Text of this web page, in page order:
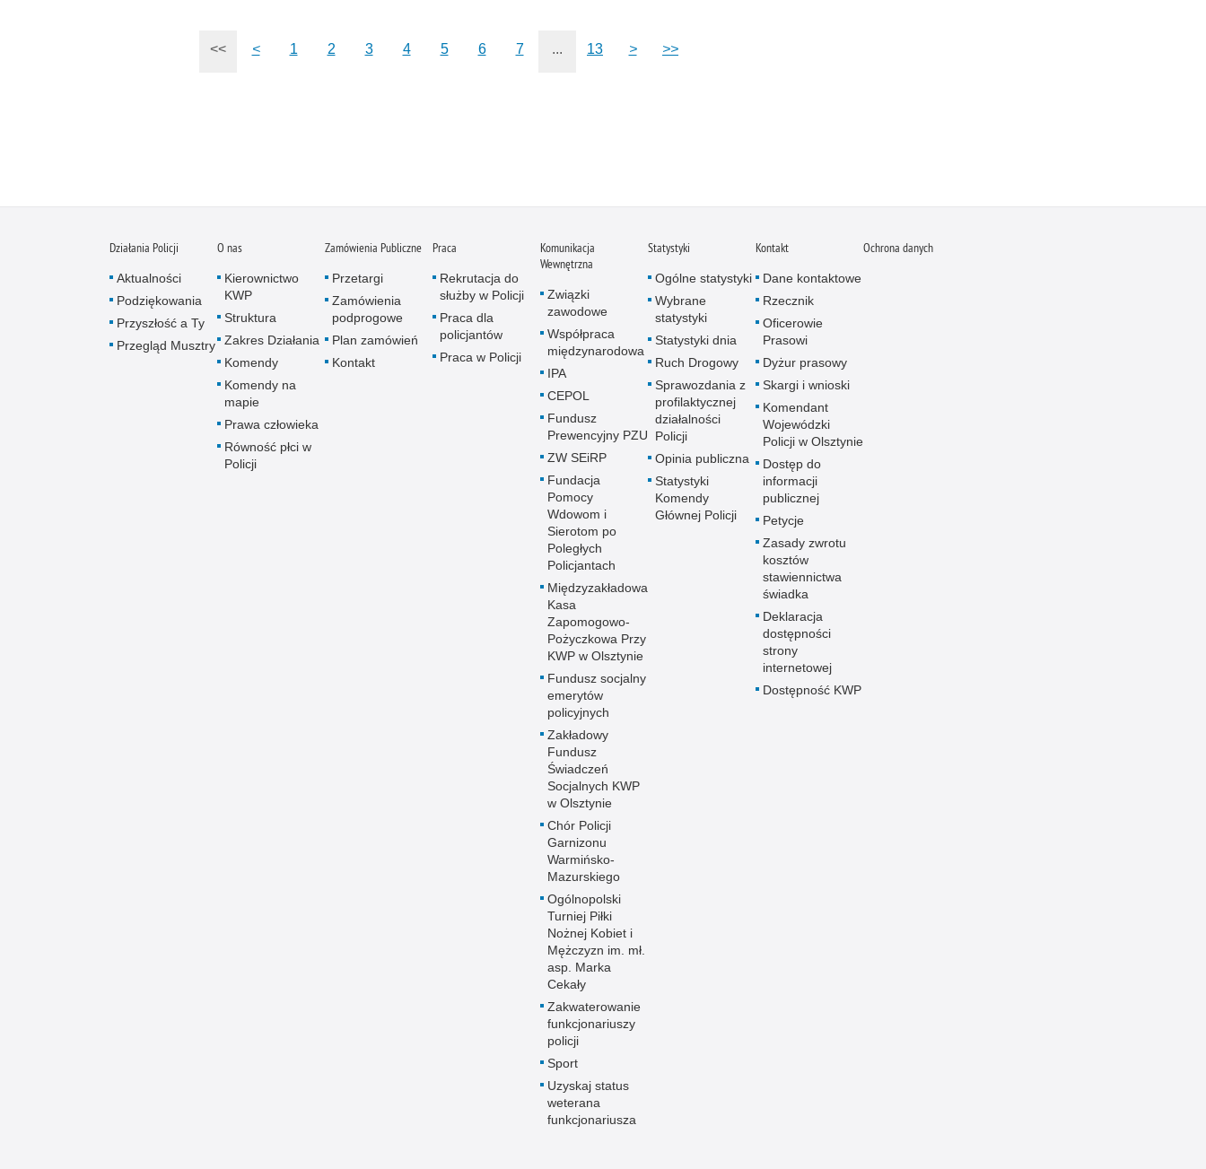
<< < 1 2 3 4 5 6 7 ... 13 > >>
Działania Policji
Aktualności
Podziękowania
Przyszłość a Ty
Przegląd Musztry
O nas
Kierownictwo
KWP
Struktura
Zakres Działania
Komendy
Komendy na
mapie
Prawa człowieka
Równość płci w
Policji
Zamówienia Publiczne
Przetargi
Zamówienia
podprogowe
Plan zamówień
Kontakt
Praca
Rekrutacja do
służby w Policji
Praca dla
policjantów
Praca w Policji
Komunikacja
Wewnętrzna
Związki
zawodowe
Współpraca
międzynarodowa
IPA
CEPOL
Fundusz
Prewencyjny PZU
ZW SEiRP
Fundacja
Pomocy
Wdowom i
Sierotom po
Poległych
Policjantach
Międzyzakładowa
Kasa
Zapomogowo-
Pożyczkowa Przy
KWP w Olsztynie
Fundusz socjalny
emerytów
policyjnych
Zakładowy
Fundusz
Świadczeń
Socjalnych KWP
w Olsztynie
Chór Policji
Garnizonu
Warmińsko-
Mazurskiego
Ogólnopolski
Turniej Piłki
Nożnej Kobiet i
Mężczyzn im. mł.
asp. Marka
Cekały
Zakwaterowanie
funkcjonariuszy
policji
Sport
Uzyskaj status
weterana
funkcjonariusza
Statystyki
Ogólne statystyki
Wybrane
statystyki
Statystyki dnia
Ruch Drogowy
Sprawozdania z
profilaktycznej
działalności
Policji
Opinia publiczna
Statystyki
Komendy
Głównej Policji
Kontakt
Dane kontaktowe
Rzecznik
Oficerowie
Prasowi
Dyżur prasowy
Skargi i wnioski
Komendant
Wojewódzki
Policji w Olsztynie
Dostęp do
informacji
publicznej
Petycje
Zasady zwrotu
kosztów
stawiennictwa
świadka
Deklaracja
dostępności
strony
internetowej
Dostępność KWP
Ochrona danych